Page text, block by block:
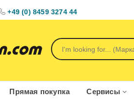
+49 (0) 8459 3274 44
Прямая покупка Сервисы